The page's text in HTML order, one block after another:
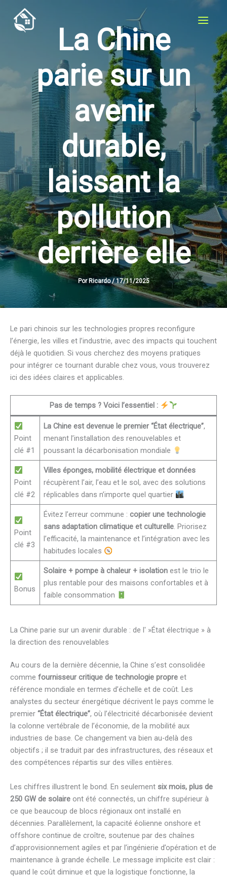
contenu
La Chine
parie sur un
avenir
durable,
laissant la
pollution
derrière elle
Por Ricardo/17/11/2025
Le pari chinois sur les technologies propres reconfigure
l’énergie, les villes et l’industrie, avec des impacts qui touchent
déjà le quotidien. Si vous cherchez des moyens pratiques
pour intégrer ce tournant durable chez vous, vous trouverez
ici des idées claires et applicables.
Pas de temps ? Voici l’essentiel :
Point
clé #1
La Chine est devenue le premier “État électrique”,
menant l’installation des renouvelables et
poussant la décarbonisation mondiale
Point
clé #2
Villes éponges, mobilité électrique et données
récupèrent l’air, l’eau et le sol, avec des solutions
réplicables dans n’importe quel quartier
Point
clé #3
Évitez l’erreur commune :copier une technologie
sans adaptation climatique et culturelle. Priorisez
l’efficacité, la maintenance et l’intégration avec les
habitudes locales
Bonus
Solaire + pompe à chaleur + isolation est le trio le
plus rentable pour des maisons confortables et à
faible consommation
La Chine parie sur un avenir durable : de l' »État électrique » à
la direction des renouvelables
Au cours de la dernière décennie, la Chine s’est consolidée
comme fournisseur critique de technologie propre et
référence mondiale en termes d’échelle et de coût. Les
analystes du secteur énergétique décrivent le pays comme le
premier “État électrique”, où l’électricité décarbonisée devient
la colonne vertébrale de l’économie, de la mobilité aux
industries de base. Ce changement va bien au-delà des
objectifs ; il se traduit par des infrastructures, des réseaux et
des compétences répartis sur des villes entières.
Les chiffres illustrent le bond. En seulement six mois, plus de
250 GW de solaire ont été connectés, un chiffre supérieur à
ce que beaucoup de blocs régionaux ont installé en
décennies. Parallèlement, la capacité éolienne onshore et
offshore continue de croître, soutenue par des chaînes
d’approvisionnement agiles et par l’ingénierie d’opération et de
maintenance à grande échelle. Le message implicite est clair :
quand le coût diminue et que la logistique fonctionne, la